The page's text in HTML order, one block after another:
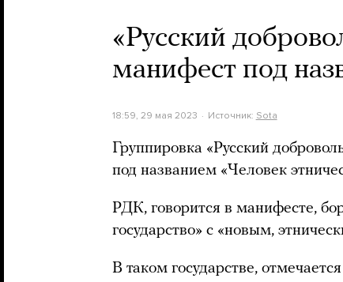
«Русский
манифест под
18:59, 29 мая 2023 Источник: Sota
Группировка «Русский
под названием «Человек
РДК, говорится в манифесте,
государство» с «новым,
В таком государстве,